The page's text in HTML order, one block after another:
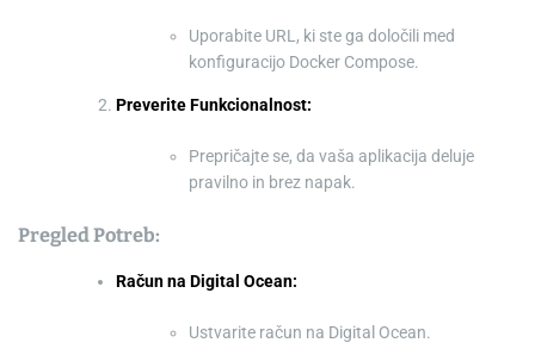
Uporabite URL, ki ste ga določili med
konfiguracijo Docker Compose.
Preverite Funkcionalnost:
Prepričajte se, da vaša aplikacija deluje
pravilno in brez napak.
Pregled Potreb:
Račun na Digital Ocean:
Ustvarite račun na Digital Ocean.